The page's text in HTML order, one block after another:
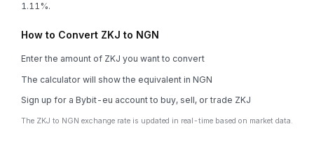
1.11%.
How to Convert ZKJ to NGN
Enter the amount of ZKJ you want to convert
The calculator will show the equivalent in NGN
Sign up for a Bybit-eu account to buy, sell, or trade ZKJ
The ZKJ to NGN exchange rate is updated in real-time based on market data.